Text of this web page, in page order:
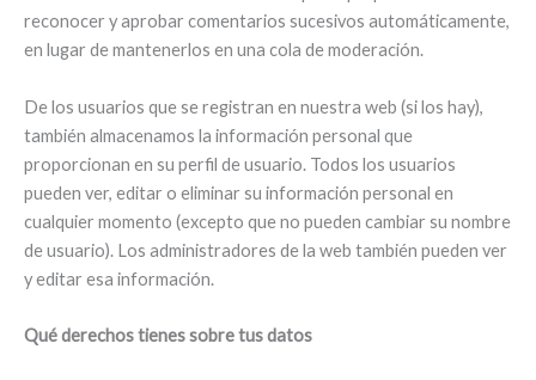
reconocer y aprobar comentarios sucesivos automáticamente,
en lugar de mantenerlos en una cola de moderación.
De los usuarios que se registran en nuestra web (si los hay),
también almacenamos la información personal que
proporcionan en su perfil de usuario. Todos los usuarios
pueden ver, editar o eliminar su información personal en
cualquier momento (excepto que no pueden cambiar su nombre
de usuario). Los administradores de la web también pueden ver
y editar esa información.
Qué derechos tienes sobre tus datos